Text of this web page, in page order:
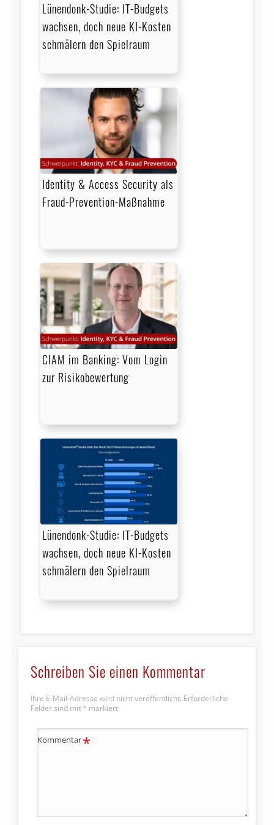
Lünendonk-Studie: IT-Budgets
wachsen, doch neue KI-Kosten
schmälern den Spielraum
Identity & Access Security als
Fraud-Prevention-Maßnahme
CIAM im Banking: Vom Login
zur Risikobewertung
Lünendonk-Studie: IT-Budgets
wachsen, doch neue KI-Kosten
schmälern den Spielraum
Schreiben Sie einen Kommentar
Ihre E-Mail-Adresse wird nicht veröffentlicht. Erforderliche
Felder sind mit * markiert
Kommentar*